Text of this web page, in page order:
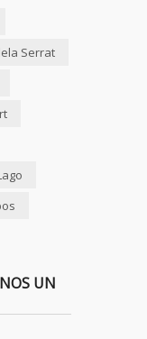
Serrat
UN